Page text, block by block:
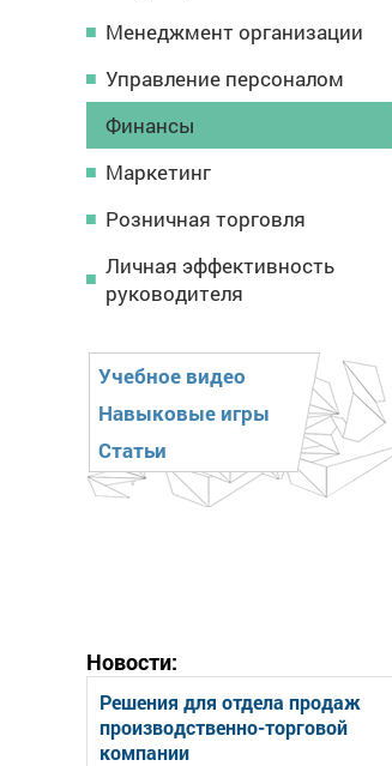
Менеджмент организации
Управление персоналом
Финансы
Маркетинг
Розничная торговля
Личная эффективность
руководителя
Учебное видео
Навыковые игры
Статьи
Новости:
Решения для отдела продаж
производственно-торговой
компании